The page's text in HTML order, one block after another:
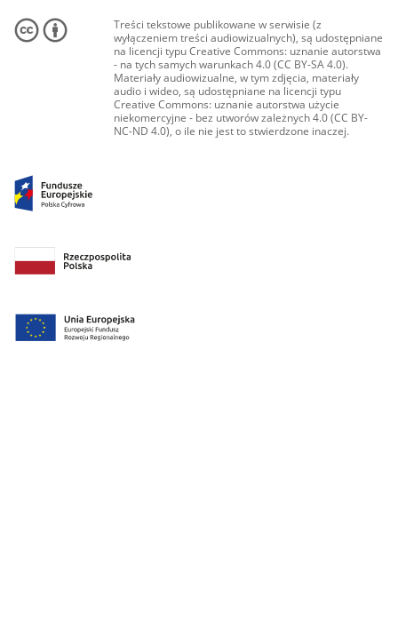
Treści tekstowe publikowane w serwisie (z
wyłączeniem treści audiowizualnych), są udostępniane
na licencji typu Creative Commons: uznanie autorstwa
- na tych samych warunkach 4.0 (CC BY-SA 4.0).
Materiały audiowizualne, w tym zdjęcia, materiały
audio i wideo, są udostępniane na licencji typu
Creative Commons: uznanie autorstwa użycie
niekomercyjne - bez utworów zależnych 4.0 (CC BY-
NC-ND 4.0), o ile nie jest to stwierdzone inaczej.